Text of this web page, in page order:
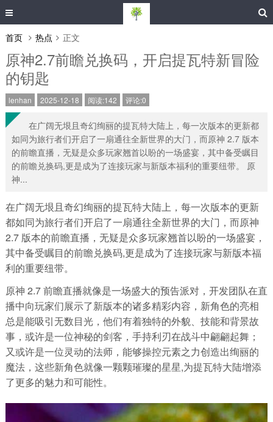
首页 热点 正文
原神2.7前瞻兑换码，开启提瓦特新冒险
的钥匙
lenhan 2025-12-18 阅读:142 评论:0
在广阔无垠且奇幻绚丽的提瓦特大陆上，每一次版本的更新都
如同为旅行者们开启了一扇通往全新世界的大门，而原神 2.7 版本
的前瞻直播，无疑是众多玩家翘首以盼的一场盛宴，其中备受瞩目
的前瞻兑换码,更是成为了连接玩家与新版本福利的重要纽带。 原
神...
在广阔无垠且奇幻绚丽的提瓦特大陆上，每一次版本的更新
都如同为旅行者们开启了一扇通往全新世界的大门，而原神
2.7 版本的前瞻直播，无疑是众多玩家翘首以盼的一场盛宴，
其中备受瞩目的前瞻兑换码,更是成为了连接玩家与新版本福
利的重要纽带。
原神 2.7 前瞻直播就像是一场盛大的预告派对，开发团队在直
播中向玩家们展示了新版本的诸多精彩内容，新角色的亮相
总是能吸引无数目光，他们有着独特的外貌、技能和背景故
事，或许是一位神秘的剑客，手持利刃在战斗中翩翩起舞；
又或许是一位灵动的法师，能够操控元素之力创造出绚丽的
魔法，这些新角色就像一颗颗璀璨的星星,为提瓦特大陆增添
了更多的魅力和可能性。